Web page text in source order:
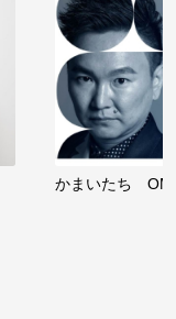
かまいたち